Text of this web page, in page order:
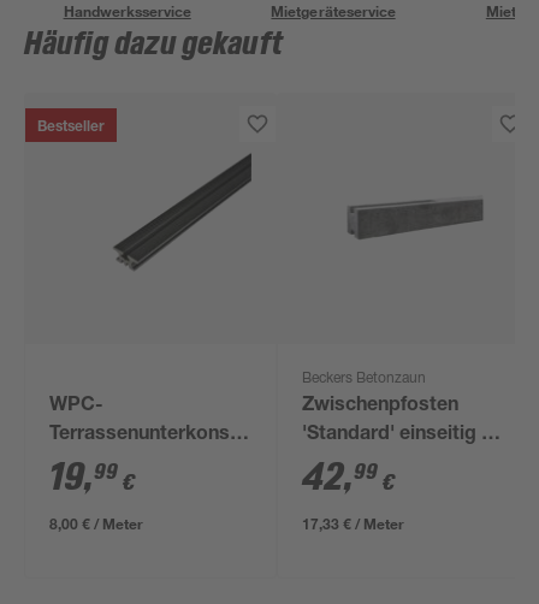
Handwerksservice Mietgeräteservice
Häufig dazu gekauft
Bestseller
WPC-
Terrassenunterkonstruktion
anthrazit 2500 x 60 x
30 mm
19,99 €
8,00 € / Meter
Beckers Betonzaun
Zwischenpfosten
'Standard' einseitig 11
x 11 x 248 cm grau
42,99 €
17,33 € / Meter